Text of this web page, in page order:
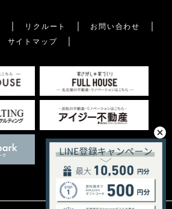
リクルート
お問い合わせ
サイトマップ